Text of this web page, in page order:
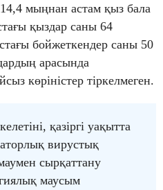
мыңнан астам қыз бала
қыздар саны 64
бойжеткендер саны 50
арасында
көріністер тіркелмеген.
қазіргі уақытта
вирустық
сырқаттану
маусым